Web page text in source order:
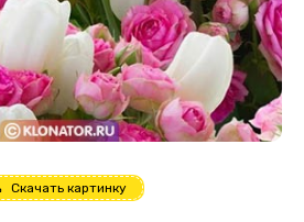
Скачать картинку